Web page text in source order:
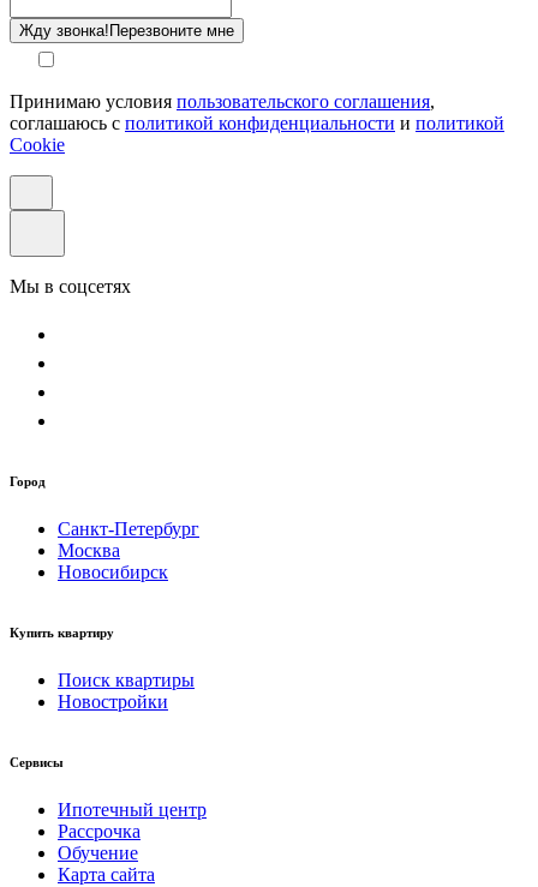
Способ оплаты
Жду звонка! Перезвоните мне
Принимаю условия пользовательского соглашения,
соглашаюсь с политикой конфиденциальности и политикой
Cookie
Мы в соцсетях
Город
Санкт-Петербург
Москва
Новосибирск
Купить квартиру
Поиск квартиры
Новостройки
Сервисы
Ипотечный центр
Рассрочка
Обучение
Карта сайта